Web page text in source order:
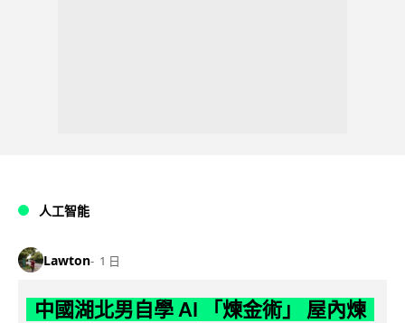
人工智能
Lawton 1 日
中國湖北男自學 AI 「煉金術」 屋內煉